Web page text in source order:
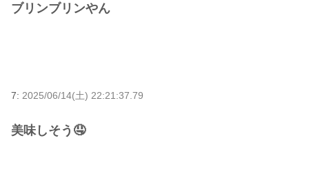
ブリンブリンやん
7: 2025/06/14(土) 22:21:37.79
美味しそう🤤